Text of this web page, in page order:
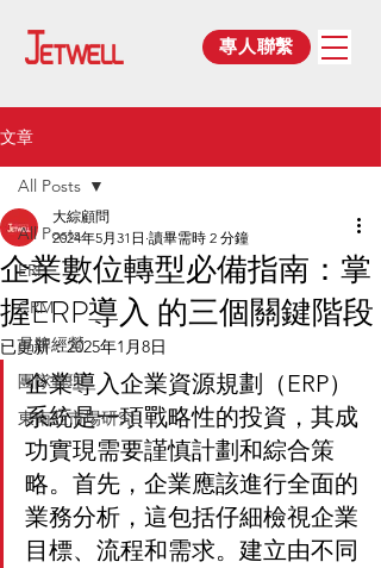
專人聯繫
文章
All Posts
ERP
CRM
品牌經營
團隊管理
東南亞市場研究
All Posts
企業數位轉型必備指南：掌
握ERP導入 的三個關鍵階段
大綜顧問
2024年5月31日 讀畢需時 2 分鐘
已更新：2025年1月8日
企業導入企業資源規劃（ERP）
系統是一項戰略性的投資，其成
功實現需要謹慎計劃和綜合策
略。首先，企業應該進行全面的
業務分析，這包括仔細檢視企業
目標、流程和需求。建立由不同